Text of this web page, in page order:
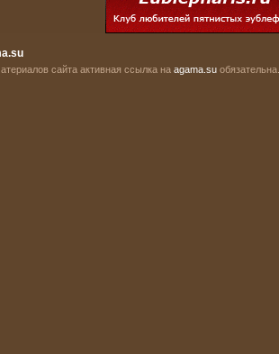
сайта активная ссылка на agama.su обязательна.